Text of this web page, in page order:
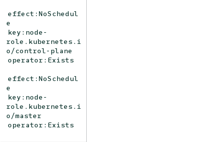
effect:NoSchedul
e
key:node-
role.kubernetes.i
o/control-plane
operator:Exists
effect:NoSchedul
e
key:node-
role.kubernetes.i
o/master
operator:Exists